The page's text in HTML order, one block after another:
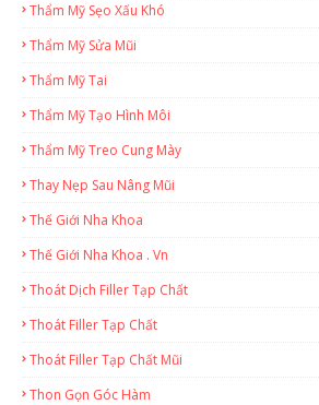
Thẩm Mỹ Sẹo Xấu Khó
Thẩm Mỹ Sửa Mũi
Thẩm Mỹ Tai
Thẩm Mỹ Tạo Hình Môi
Thẩm Mỹ Treo Cung Mày
Thay Nẹp Sau Nâng Mũi
Thế Giới Nha Khoa
Thế Giới Nha Khoa . Vn
Thoát Dịch Filler Tạp Chất
Thoát Filler Tạp Chất
Thoát Filler Tạp Chất Mũi
Thon Gọn Góc Hàm